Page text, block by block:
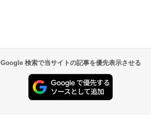
Google 検索で当サイトの記事を優先表示させる